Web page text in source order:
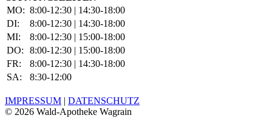
MO: 8:00-12:30 | 14:30-18:00
DI:
8:00-12:30 | 14:30-18:00
MI:
8:00-12:30 | 15:00-18:00
DO:
8:00-12:30 | 15:00-18:00
FR:
8:00-12:30 | 14:30-18:00
SA:
8:30-12:00
IMPRESSUM | DATENSCHUTZ
© 2026 Wald-Apotheke Wagrain